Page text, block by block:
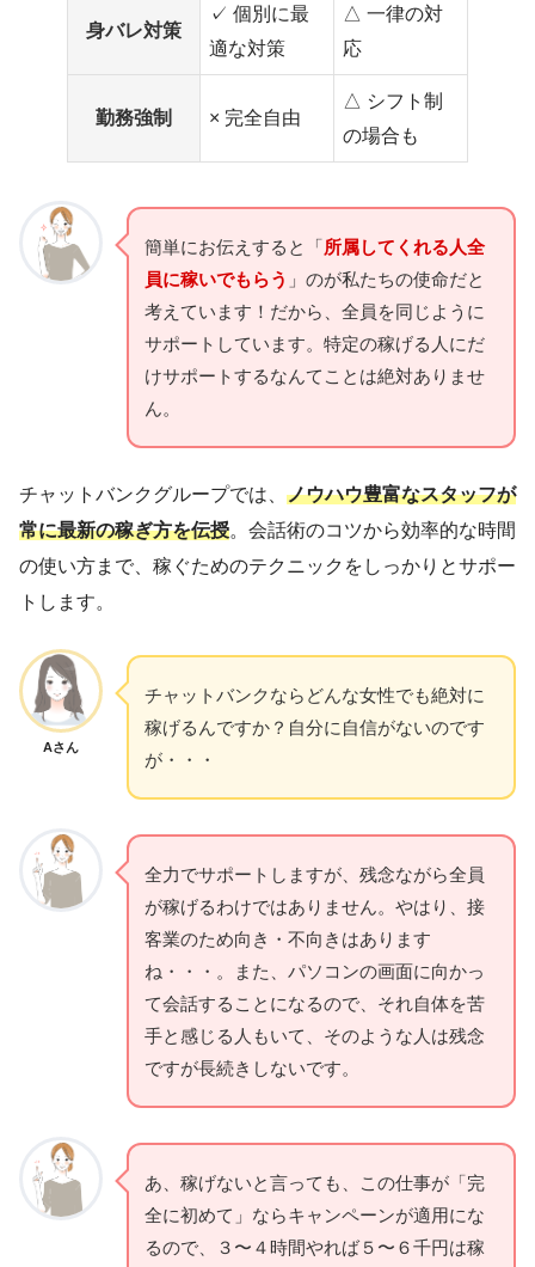
身バレ対策
✓ 個別に最
適な対策
△ 一律の対
応
勤務強制 × 完全自由
△ シフト制
の場合も
簡単にお伝えすると「所属してくれる人全
員に稼いでもらう 」のが私たちの使命だと
考えています！だから、全員を同じように
サポートしています。特定の稼げる人にだ
けサポートするなんてことは絶対ありませ
ん。
チャットバンクグループでは、 ノウハウ豊富なスタッフが
常に最新の稼ぎ方を伝授。会話術のコツから効率的な時間
の使い方まで、稼ぐためのテクニックをしっかりとサポー
トします。
Aさん
チャットバンクならどんな女性でも絶対に
稼げるんですか？自分に自信がないのです
が・・・
全力でサポートしますが、残念ながら全員
が稼げるわけではありません。やはり、接
客業のため向き・不向きはあります
ね・・・。また、パソコンの画面に向かっ
て会話することになるので、それ自体を苦
手と感じる人もいて、そのような人は残念
ですが長続きしないです。
あ、稼げないと言っても、この仕事が「完
全に初めて」ならキャンペーンが適用にな
るので、３〜４時間やれば５〜６千円は稼